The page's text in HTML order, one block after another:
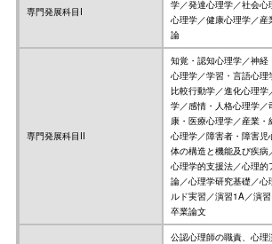
専門発展科目I
学／発達心理学／社会
心理学／健康心理学／
論
専門発展科目II
知覚・認知心理学／神
心理学／学習・言語心
比較行動学／進化心理
学／感情・人格心理学
康・医療心理学／産業
心理学／障害者・障害児
体の構造と機能及び疾
心理学的支援法／心理
論／心理学研究基礎／
ルド実習／演習1A／演
卒業論文
公認心理師の職責、心理